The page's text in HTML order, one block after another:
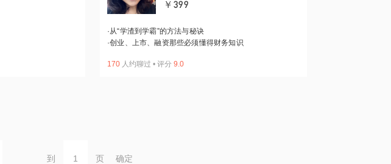
￥399
·从“学渣到学霸”的方法与秘诀
·创业、上市、融资那些必须懂得财务知识
170 人约聊过 • 评分 9.0
到 页 确定